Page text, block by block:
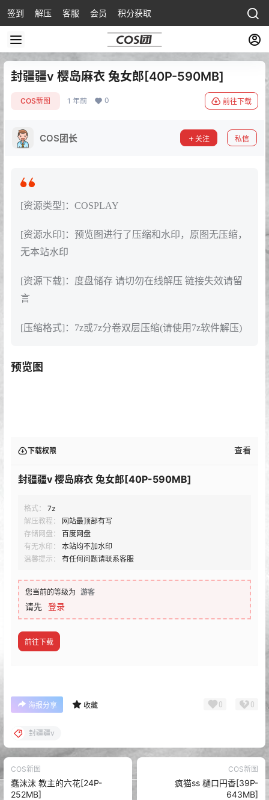
签到 解压 客服 会员 积分获取
封疆疆v 樱岛麻衣 兔女郎[40P-590MB]
COS新图 1 年前 0 前往下载
COS团长 关注 私信
[资源类型]：COSPLAY
[资源水印]：预览图进行了压缩和水印，原图无压缩，
无本站水印
[资源下载]：度盘储存 请切勿在线解压 链接失效请留
言
[压缩格式]：7z或7z分卷双层压缩(请使用7z软件解压)
预览图
下载权限 查看
封疆疆v 樱岛麻衣 兔女郎[40P-590MB]
格式：
7z
解压教程：
网站最顶部有写
存储网盘：
百度网盘
有无水印：
本站均不加水印
温馨提示：
有任何问题请联系客服
您当前的等级为 游客
请先 登录
前往下载
海报分享 收藏 0 0
封疆疆v
COS新图
蠢沫沫 教主的六花[24P-
252MB]
COS新图
疯猫ss 樋口円香[39P-
643MB]